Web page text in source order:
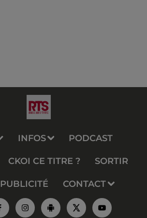
INFOS PODCAST
CKOI CE TITRE ? SORTIR
PUBLICITÉ CONTACT